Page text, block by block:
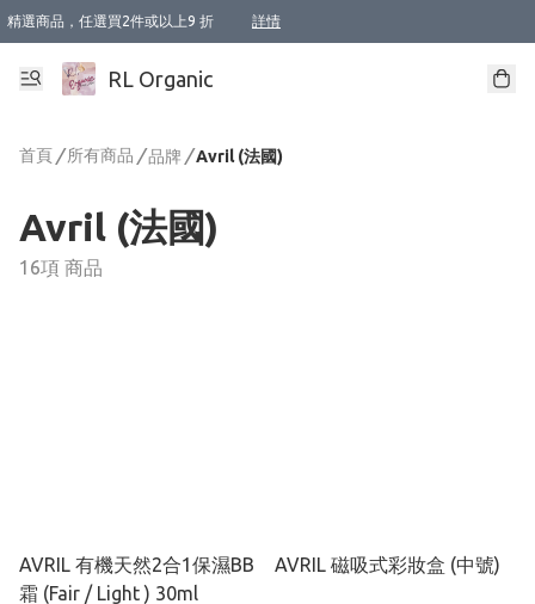
精選商品，任選買2件或以上9 折 詳情
XI周年優惠【新品自由選2件88折/3件85折】
XI周年優惠【Chakra 脈輪平衡自由選2件9折/3件85折/5件8折】
Florame 肌底自由選 2支9折 3支85折
XI周年優惠【蟲蟲退散 · 防衛結界﹞系列2件9折】
Sunki 任選2件95折
BIOFFICINA TOSCANA 任選2支9折 3支85折
Lamav 任選1件9折 2件85折
Mukti Organics 指定產品任選1件9折, 2件88折 3件85折
Intelligent Nutrients Skincare 任選2件9折
deodorant 任選2件88折
化妝品 任選2件95折
XI周年優惠【身心靈單品 任選2件9折/3件85折/5件8折】
XI周年優惠 【精油/香水 任選2件9折/3件85折/5件8折】
XI周年優惠【「關節到肌膚」全效養護 BODY OIL 組2件88折/3件85折】
XI周年優惠【夏日有機物理防曬套裝2件88折】
XI周年優惠【夏日潔面隨意選2件88折/3件85折】
XI周年優惠【逆齡奇蹟抗氧 11 自由選2件88折/3件85折/4件或以上8折】
新會員首次購物即享全單 95 折優惠！
成為VIP / VVIP 可享有生日月現金扣減獎賞優惠 !! 記得去賬户資料填上生日日期啦 !
選用順豐速運，滿$500 免運費
本地速遞 京東 送住宅/ 工商地址 $400 免運費
澳門訂單選用順豐速運，滿$800 免運費
RL Organic
首頁 / 所有商品 /品牌 /Avril (法國)
Avril (法國)
16項 商品
AVRIL 有機天然2合1保濕BB
霜 (Fair / Light ) 30ml
AVRIL 磁吸式彩妝盒 (中號)